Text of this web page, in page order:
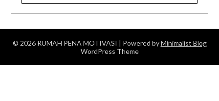
© 2026 RUMAH PENA MOTIVASI | Powered byMinimalist Blog
WordPress Theme